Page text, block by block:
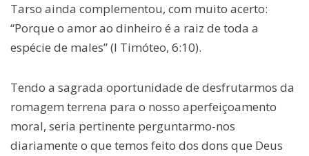
Tarso ainda complementou, com muito acerto:
“Porque o amor ao dinheiro é a raiz de toda a
espécie de males” (I Timóteo, 6:10).
Tendo a sagrada oportunidade de desfrutarmos da
romagem terrena para o nosso aperfeiçoamento
moral, seria pertinente perguntarmo-nos
diariamente o que temos feito dos dons que Deus